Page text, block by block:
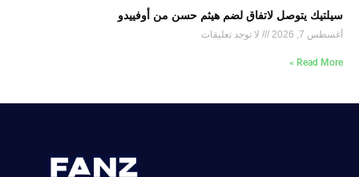
سيلتيك يتوصل لاتفاق لضم هيثم حسن من أوفييدو
أغسطس 7, 2026 لا توجد تعليقات
Read More »